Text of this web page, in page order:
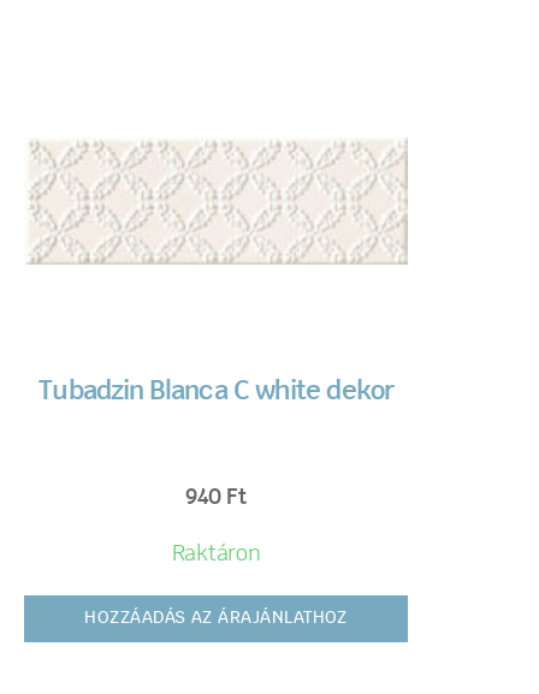
Tubadzin Blanca C white dekor
940 Ft
Raktáron
HOZZÁADÁS AZ ÁRAJÁNLATHOZ